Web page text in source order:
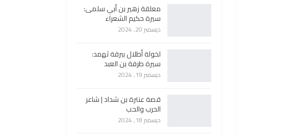
معلقة زهير بن أبي سلمى:
سيرة حكيم الشعراء
ديسمبر 20, 2024
لخولة أطلال ببرقة ثهمد:
سيرة طرفة بن العبد
ديسمبر 19, 2024
قصة عنترة بن شداد | شاعر
الحرب والحب
ديسمبر 18, 2024